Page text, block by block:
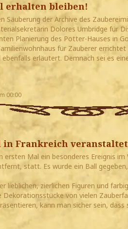
erhalten bleiben!
Säuberung der Archive des
Dolores Umbridge für
Planierung des Potter-Hauses in
für Zauberer
erläutert. Demnach sei es
00:00
in Frankreich veranstaltet
Mal ein besonderes Ereignis im
statt. Es wurde ein Ball
lieblichen, zierlichen Figuren und
Dekorationsstücke von vielen
kann man sicher sein,